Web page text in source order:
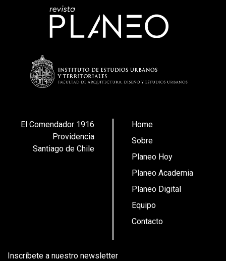
El Comendador 1916
Providencia
Santiago de Chile
Home
Sobre
Planeo Hoy
Planeo Academia
Planeo Digital
Equipo
Contacto
Inscríbete a nuestro newsletter